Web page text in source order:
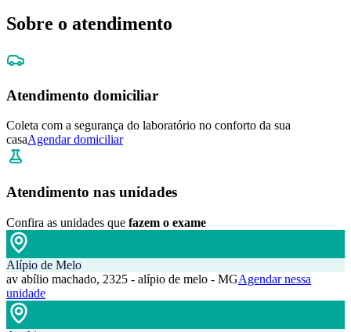
Sobre o atendimento
Atendimento domiciliar
Coleta com a segurança do laboratório no conforto da sua
casaAgendar domiciliar
Atendimento nas unidades
Confira as unidades que fazem o exame
Alípio de Melo
av abílio machado, 2325 - alípio de melo - MGAgendar nessa
unidade